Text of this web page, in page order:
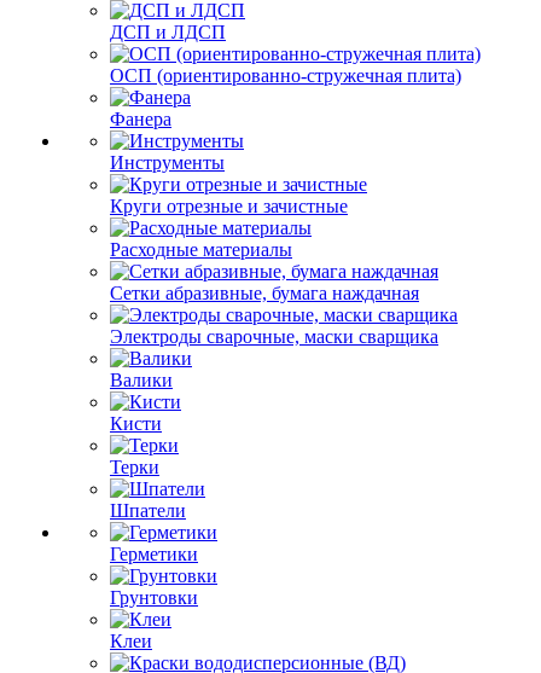
ДСП и ЛДСП
ОСП (ориентированно-стружечная плита)
Фанера
Инструменты
Круги отрезные и зачистные
Расходные материалы
Сетки абразивные, бумага наждачная
Электроды сварочные, маски сварщика
Валики
Кисти
Терки
Шпатели
Герметики
Грунтовки
Клеи